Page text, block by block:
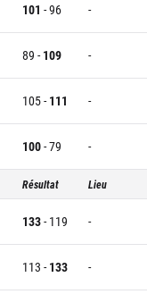
101 -96 -
89 - 109 -
105- 111 -
100-79 -
Résultat Lieu
133- 119 -
113 - 133 -